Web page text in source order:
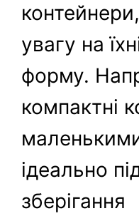
увагу на
форму.
компактні
ідеально
зберігання